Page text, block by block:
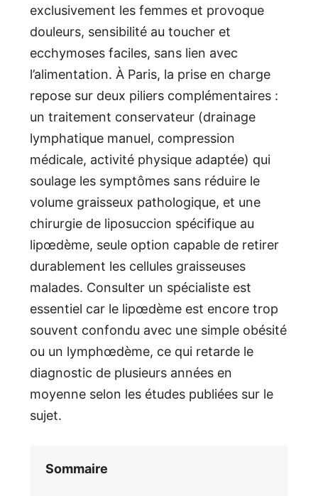
exclusivement les femmes et provoque
douleurs, sensibilité au toucher et
ecchymoses faciles, sans lien avec
l’alimentation. À Paris, la prise en charge
repose sur deux piliers complémentaires :
un traitement conservateur (drainage
lymphatique manuel, compression
médicale, activité physique adaptée) qui
soulage les symptômes sans réduire le
volume graisseux pathologique, et une
chirurgie de liposuccion spécifique au
lipœdème, seule option capable de retirer
durablement les cellules graisseuses
malades. Consulter un spécialiste est
essentiel car le lipœdème est encore trop
souvent confondu avec une simple obésité
ou un lymphœdème, ce qui retarde le
diagnostic de plusieurs années en
moyenne selon les études publiées sur le
sujet.
Sommaire